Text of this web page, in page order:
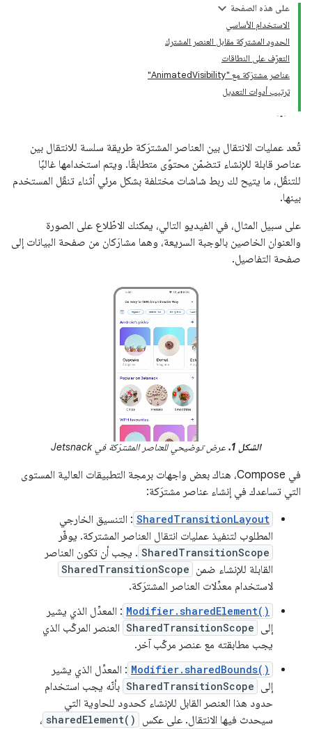
على هذه الصفحة
الاستخدام الأساسي
الحدود المشتركة مقابل العنصر المشترك
التعرّف على النطاقات
عناصر مشترَكة مع "AnimatedVisibility"
ترتيب أدوات التعديل
تُعد عمليات الانتقال بين العناصر المشترَكة طريقة سلسة للانتقال بين
عناصر قابلة للإنشاء تتضمّن محتوًى متطابقًا. ويتم استخدامها غالبًا
للتنقّل، ما يتيح لك ربط شاشات مختلفة بشكل مرئي أثناء تنقّل المستخدم
بينها.
على سبيل المثال، في الفيديو التالي، يمكنك الاطّلاع على الصورة
والعنوان الخاصين بالوجبة السريعة، وهما مشارَكان من صفحة البيانات إلى
صفحة التفاصيل.
الشكل 1. عرض توضيحي للعناصر المشترَكة في Jetsnack
في Compose، هناك بعض واجهات برمجة التطبيقات العالية المستوى
التي تساعدك في إنشاء عناصر مشترَكة:
SharedTransitionLayout : التنسيق الخارجي
المطلوب لتنفيذ عمليات انتقال العناصر المشتركة. يوفّر
SharedTransitionScope . يجب أن تكون العناصر
القابلة للإنشاء ضمن SharedTransitionScope
لاستخدام معدِّلات العناصر المشترَكة.
Modifier.sharedElement() : المعدِّل الذي يشير
إلى SharedTransitionScope العنصر المركّب الذي
يجب مطابقته مع عنصر مركّب آخر.
Modifier.sharedBounds() : المعدِّل الذي يشير
إلى SharedTransitionScope بأنّه يجب استخدام
حدود هذا العنصر القابل للإنشاء كحدود للحاوية التي
سيحدث فيها الانتقال. على عكس
sharedElement() ،